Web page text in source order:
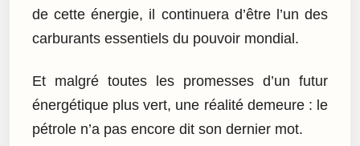
de cette énergie, il continuera d’être l’un des
carburants essentiels du pouvoir mondial.
Et malgré toutes les promesses d’un futur
énergétique plus vert, une réalité demeure : le
pétrole n’a pas encore dit son dernier mot.